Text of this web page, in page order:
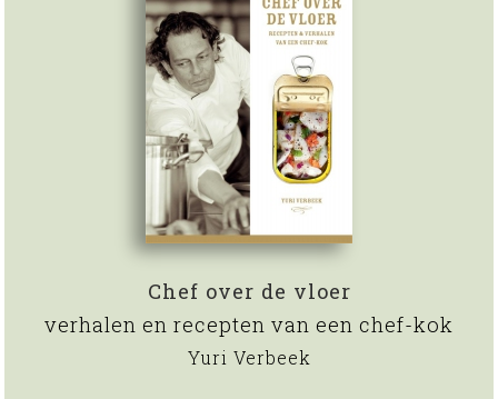
Chef over de vloer
verhalen en recepten van een chef-kok
Yuri Verbeek